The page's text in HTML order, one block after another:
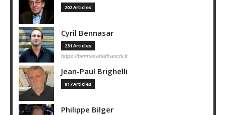
202 Articles
Cyril Bennasar
231 Articles
https://bennasarlaffranchi.fr
Jean-Paul Brighelli
817 Articles
Philippe Bilger